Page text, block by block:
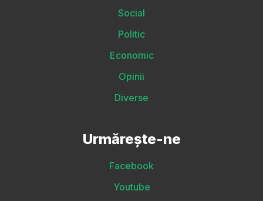
Social
Politic
Economic
Opinii
Diverse
Urmărește-ne
Facebook
Youtube